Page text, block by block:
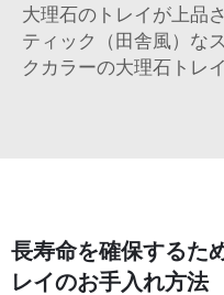
大理石のトレイが上品
ティック（田舎風）な
クカラーの大理石トレ
長寿命を確保するた
レイのお手入れ方法